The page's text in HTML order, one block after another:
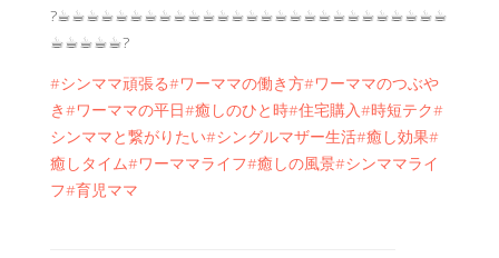
?☕︎☕︎☕︎☕︎☕︎☕︎☕︎☕︎☕︎☕︎☕︎☕︎☕︎☕︎☕︎☕︎☕︎☕︎☕︎☕︎☕︎☕︎☕︎☕︎☕︎☕︎☕︎
☕︎☕︎☕︎☕︎☕︎?
#シンママ頑張る#ワーママの働き方#ワーママのつぶや
き#ワーママの平日#癒しのひと時#住宅購入#時短テク#
シンママと繋がりたい#シングルマザー生活#癒し効果#
癒しタイム#ワーママライフ#癒しの風景#シンママライ
フ#育児ママ